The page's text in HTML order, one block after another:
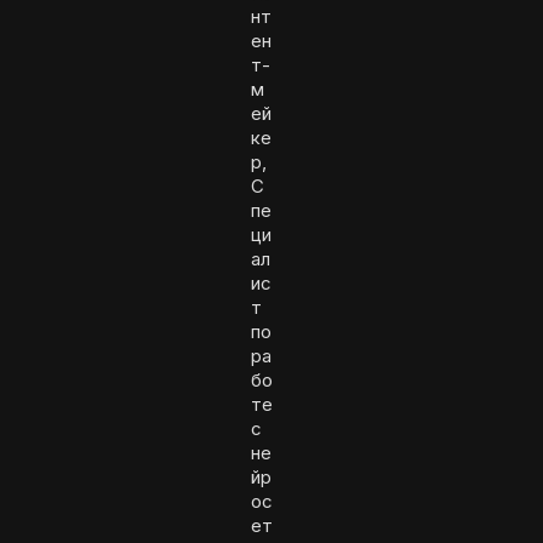
нт
ен
т-
м
ей
ке
р,
С
пе
ци
ал
ис
т
по
ра
бо
те
с
не
йр
ос
ет